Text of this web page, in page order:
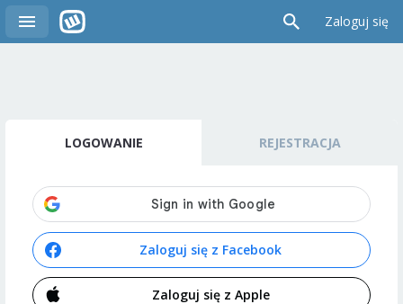
Zaloguj się
LOGOWANIE REJESTRACJA
Zaloguj się z Facebook
Zaloguj się z Apple